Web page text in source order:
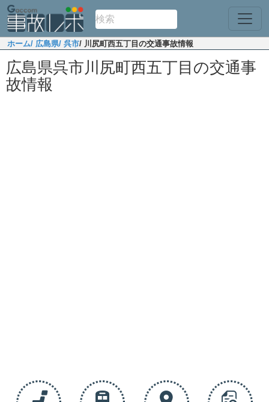
ホーム/ 広島県/ 呉市/ 川尻町西五丁目の交通事故情報
広島県呉市川尻町西五丁目の交通事
故情報